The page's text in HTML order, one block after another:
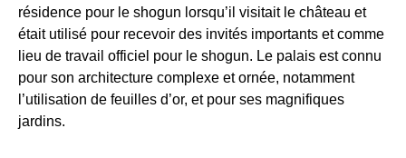
résidence pour le shogun lorsqu’il visitait le château et
était utilisé pour recevoir des invités importants et comme
lieu de travail officiel pour le shogun. Le palais est connu
pour son architecture complexe et ornée, notamment
l’utilisation de feuilles d’or, et pour ses magnifiques
jardins.